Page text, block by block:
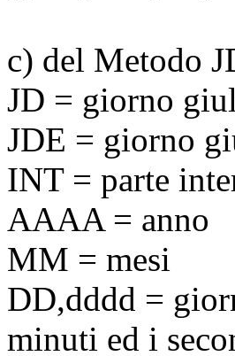
c) del Metodo
JD = giorno
JDE = giorno
INT = parte
AAAA = anno
MM = mesi
DD,dddd =
minuti ed i